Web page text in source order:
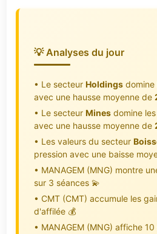
💡 Analyses du jour
• Le secteurHoldings domine
avec une hausse moyenne de
• Le secteurMines domine
avec une hausse moyenne de
• Les valeurs du secteur
pression avec une baisse
• MANAGEM (MNG) montre
sur 3 séances 💫
• CMT (CMT) accumule les
d'affilée 💰
• MANAGEM (MNG) affiche